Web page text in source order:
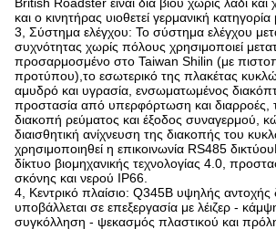
και ο κινητήρας υιοθετεί γερμανική
3, Σύστημα ελέγχου: Το σύστημα ελέγχου
συχνότητας χωρίς πόλους χρησιμοποιεί
προσαρμοσμένο στο Taiwan Shilin (με
προτύπου),το εσωτερικό της πλακέτας
αμυδρό και υγρασία, ενσωματωμένος
προστασία από υπερφόρτωση και διαρροές,
διακοπή ρεύματος και έξοδος συναγερμού,
διαισθητική ανίχνευση της διακοπής του
χρησιμοποιηθεί η επικοινωνία RS485
δίκτυο βιομηχανικής τεχνολογίας 4.0,
σκόνης και νερού IP66.
4, Κεντρικό πλαίσιο: Q345B υψηλής αντοχής
υποβάλλεται σε επεξεργασία με λέιζερ -
συγκόλληση - ψεκασμός πλαστικού και